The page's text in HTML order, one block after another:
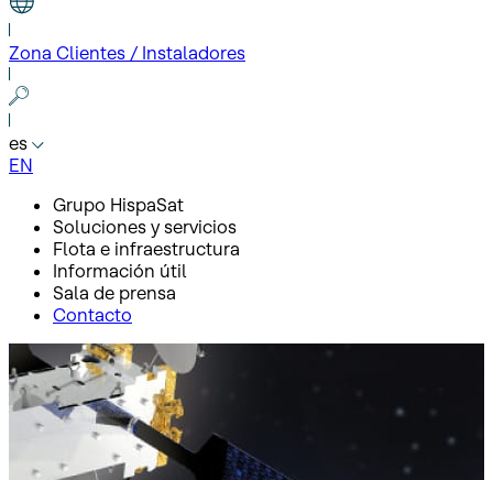
Zona Clientes / Instaladores
es
EN
Grupo HispaSat
Soluciones y servicios
Flota e infraestructura
Información útil
Sala de prensa
Contacto
Inicio Sala de prensa
Notas de prensa